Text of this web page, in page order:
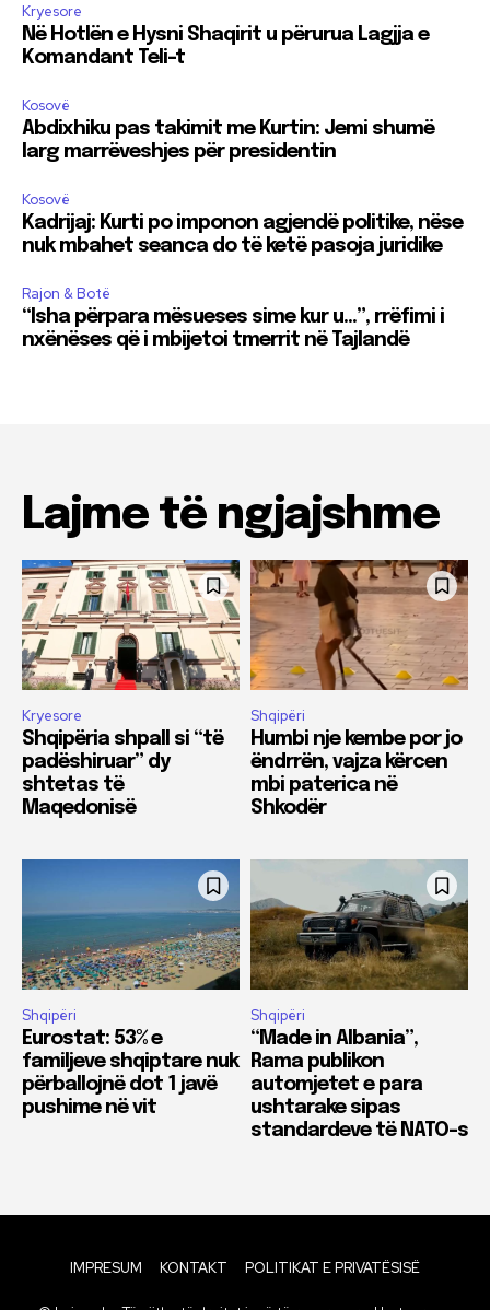
Kryesore
Në Hotlën e Hysni Shaqirit u përurua Lagjja e
Komandant Teli-t
Kosovë
Abdixhiku pas takimit me Kurtin: Jemi shumë
larg marrëveshjes për presidentin
Kosovë
Kadrijaj: Kurti po imponon agjendë politike, nëse
nuk mbahet seanca do të ketë pasoja juridike
Rajon & Botë
“Isha përpara mësueses sime kur u…”, rrëfimi i
nxënëses që i mbijetoi tmerrit në Tajlandë
Lajme të ngjajshme
Kryesore
Shqipëria shpall si “të
padëshiruar” dy
shtetas të
Maqedonisë
Shqipëri
Humbi nje kembe por jo
ëndrrën, vajza kërcen
mbi paterica në
Shkodër
Shqipëri
Eurostat: 53% e
familjeve shqiptare nuk
përballojnë dot 1 javë
pushime në vit
Shqipëri
“Made in Albania”,
Rama publikon
automjetet e para
ushtarake sipas
standardeve të NATO-s
IMPRESUM KONTAKT POLITIKAT E PRIVATËSISË